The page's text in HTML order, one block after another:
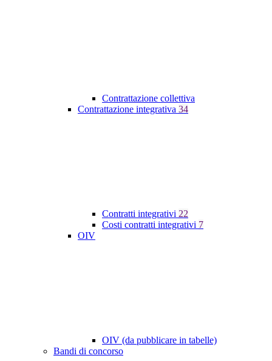
Contrattazione collettiva
Contrattazione integrativa 34
Contratti integrativi 22
Costi contratti integrativi 7
OIV
OIV (da pubblicare in tabelle)
Bandi di concorso